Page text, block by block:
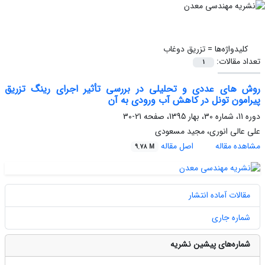
کلیدواژه‌ها =تزریق دوغاب
تعداد مقالات:
1
روش های عددی و تحلیلی در بررسی تأثیر اجرای رینگ تزریق
پیرامون تونل در کاهش آب ورودی به آن
دوره 11، شماره 30، بهار 1395، صفحه
21-30
علی عالی انوری، مجید مسعودی
مشاهده مقاله
اصل مقاله 9.78 M
مقالات آماده انتشار
شماره جاری
شماره‌های پیشین نشریه